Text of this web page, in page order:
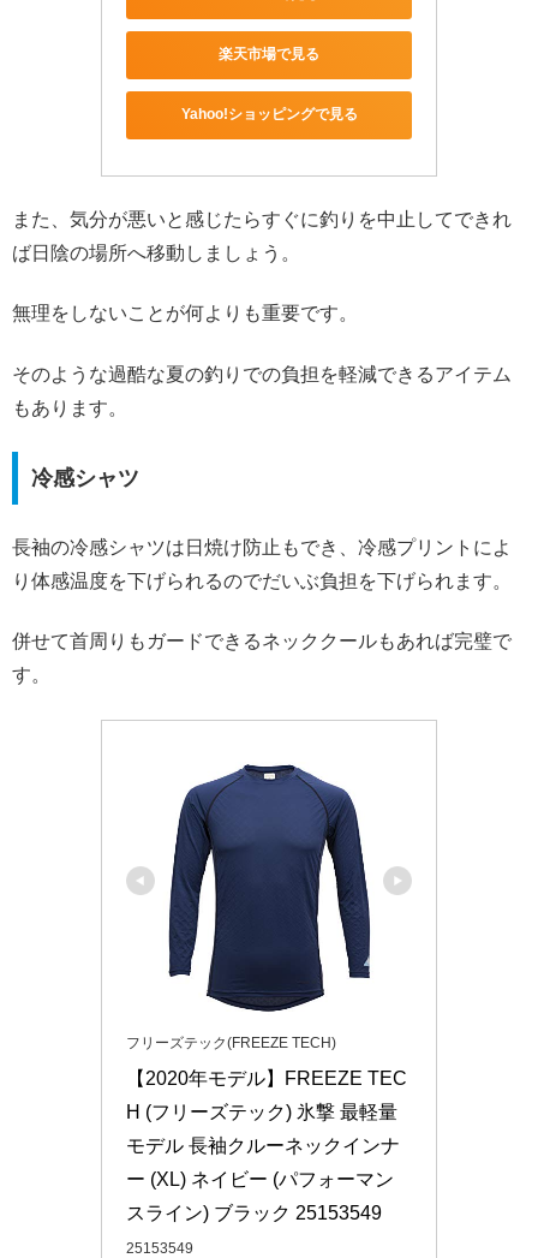
楽天市場で見る
Yahoo!ショッピングで見る
また、気分が悪いと感じたらすぐに釣りを中止してできれ
ば日陰の場所へ移動しましょう。
無理をしないことが何よりも重要です。
そのような過酷な夏の釣りでの負担を軽減できるアイテム
もあります。
冷感シャツ
長袖の冷感シャツは日焼け防止もでき、冷感プリントによ
り体感温度を下げられるのでだいぶ負担を下げられます。
併せて首周りもガードできるネッククールもあれば完璧で
す。
フリーズテック(FREEZE TECH)
【2020年モデル】FREEZE TEC
H (フリーズテック) 氷撃 最軽量
モデル 長袖クルーネックインナ
ー (XL) ネイビー (パフォーマン
スライン) ブラック 25153549
25153549